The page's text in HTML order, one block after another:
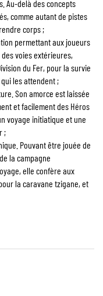
Au-delà des concepts
comme autant de pistes
corps ;
permettant aux joueurs
voies extérieures,
du Fer, pour la survie
les attendent ;
Son amorce est laissée
et facilement des Héros
voyage initiatique et une
;
Pouvant être jouée de
la campagne
elle confère aux
la caravane tzigane, et